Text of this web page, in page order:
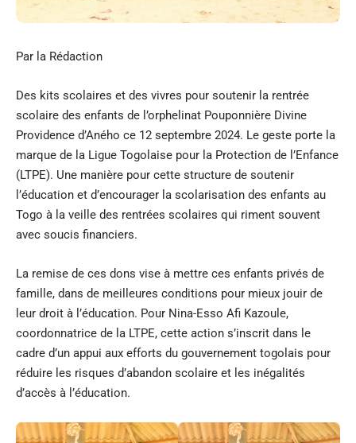
Par la Rédaction
Des kits scolaires et des vivres pour soutenir la rentrée
scolaire des enfants de l’orphelinat Pouponnière Divine
Providence d’Aného ce 12 septembre 2024. Le geste porte la
marque de la Ligue Togolaise pour la Protection de l’Enfance
(LTPE). Une manière pour cette structure de soutenir
l’éducation et d’encourager la scolarisation des enfants au
Togo à la veille des rentrées scolaires qui riment souvent
avec soucis financiers.
La remise de ces dons vise à mettre ces enfants privés de
famille, dans de meilleures conditions pour mieux jouir de
leur droit à l’éducation. Pour Nina-Esso Afi Kazoule,
coordonnatrice de la LTPE, cette action s’inscrit dans le
cadre d’un appui aux efforts du gouvernement togolais pour
réduire les risques d’abandon scolaire et les inégalités
d’accès à l’éducation.